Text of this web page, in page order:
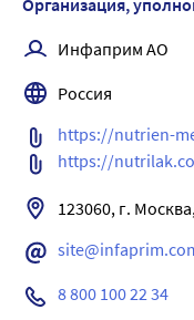
Организация,
Инфаприм АО
Россия
https://nutrien-
https://
8 800 100 22 34